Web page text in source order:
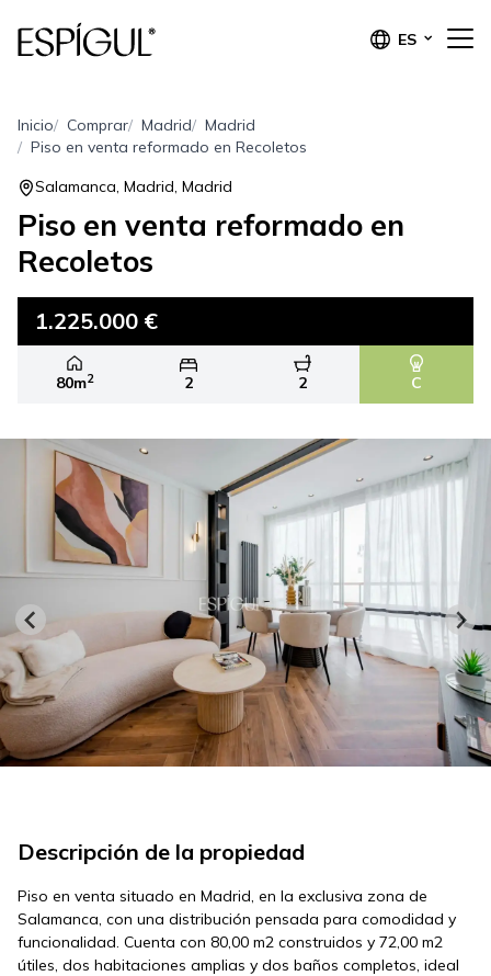
ES
Inicio Comprar Madrid
Madrid
Piso en venta reformado en Recoletos
Salamanca, Madrid, Madrid
Piso en venta reformado en
Recoletos
1.225.000 €
80m2 2 2 C
Descripción de la propiedad
Piso en venta situado en Madrid, en la exclusiva zona de
Salamanca, con una distribución pensada para comodidad y
funcionalidad. Cuenta con 80,00 m2 construidos y 72,00 m2
útiles, dos habitaciones amplias y dos baños completos, ideal